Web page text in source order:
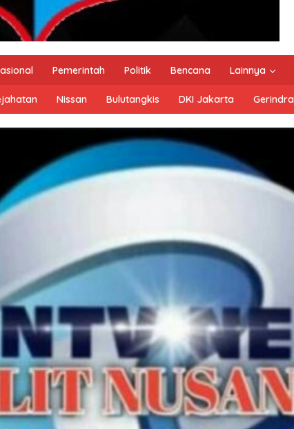
Pemerintah Politik Bencana Lainnya
Nissan Bulutangkis DKI Jakarta Gerindra